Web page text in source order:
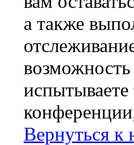
а также
Вернуться к